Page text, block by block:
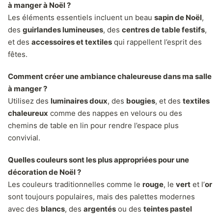
à manger à Noël ?
Les éléments essentiels incluent un beau sapin de Noël,
des guirlandes lumineuses, des centres de table festifs,
et des accessoires et textiles qui rappellent l’esprit des
fêtes.
Comment créer une ambiance chaleureuse dans ma salle
à manger ?
Utilisez des luminaires doux, des bougies, et des textiles
chaleureux comme des nappes en velours ou des
chemins de table en lin pour rendre l’espace plus
convivial.
Quelles couleurs sont les plus appropriées pour une
décoration de Noël ?
Les couleurs traditionnelles comme le rouge, le vert et l’or
sont toujours populaires, mais des palettes modernes
avec des blancs, des argentés ou des teintes pastel